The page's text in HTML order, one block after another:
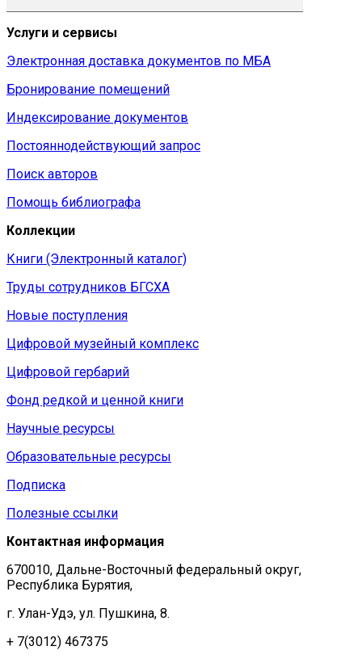
Услуги и сервисы
Электронная доставка документов по МБА
Бронирование помещений
Индексирование документов
Постояннодействующий запрос
Поиск авторов
Помощь библиографа
Коллекции
Книги (Электронный каталог)
Труды сотрудников БГСХА
Новые поступления
Цифровой музейный комплекс
Цифровой гербарий
Фонд редкой и ценной книги
Научные ресурсы
Образовательные ресурсы
Подписка
Полезные ссылки
Контактная информация
670010, Дальне-Восточный федеральный округ,
Республика Бурятия,
г. Улан-Удэ, ул. Пушкина, 8.
+ 7(3012) 467375